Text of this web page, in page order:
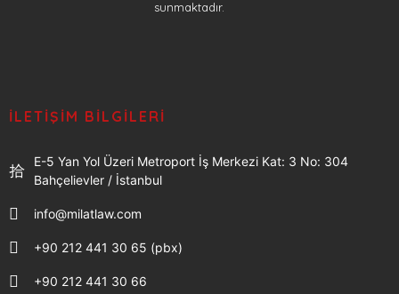
sunmaktadır.
İLETIŞIM BILGILERI
E-5 Yan Yol Üzeri Metroport İş Merkezi Kat: 3 No: 304
Bahçelievler / İstanbul
info@milatlaw.com
+90 212 441 30 65 (pbx)
+90 212 441 30 66